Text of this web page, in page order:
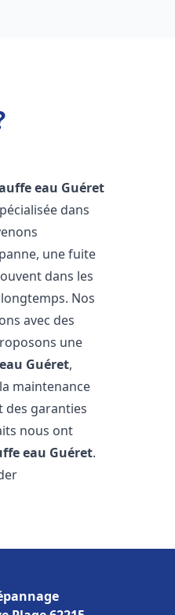
eau Guéret
dans
une fuite
dans les
Nos
avec des
une
Guéret,
maintenance
des garanties
nous ont
eau Guéret.